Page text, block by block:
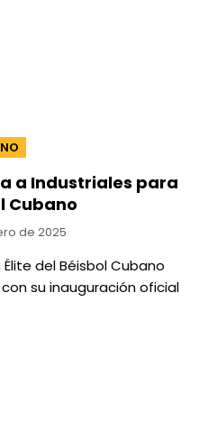
a Industriales para
Cubano
de 2025
del Béisbol Cubano
su inauguración oficial